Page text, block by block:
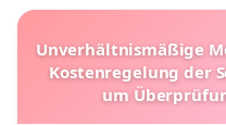
Unverhältnismäßige
Kostenregelung der
um